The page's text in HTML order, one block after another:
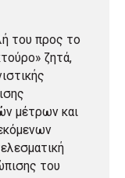
του προς το
ζητά,
μέτρων και
του